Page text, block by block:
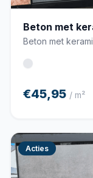
Beton met
Beton met
€45,95 / m²
Acties